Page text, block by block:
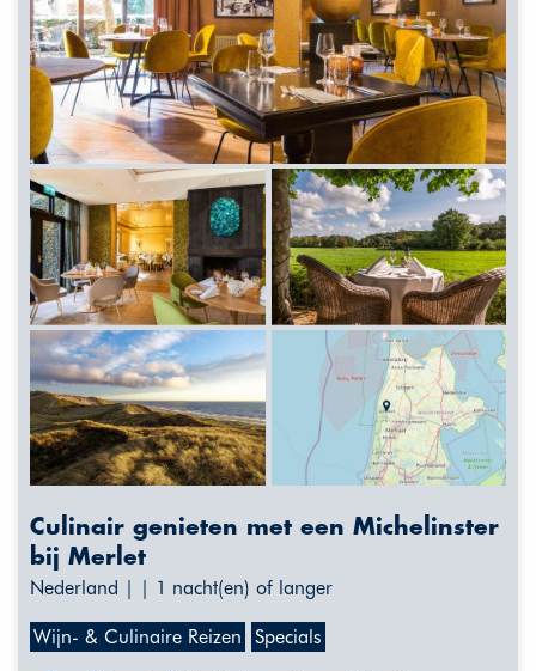
Culinair genieten met een Michelinster
bij Merlet
Nederland | | 1 nacht(en) of langer
Wijn- & Culinaire Reizen Specials